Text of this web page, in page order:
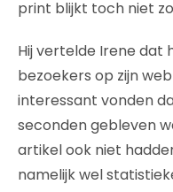
print blijkt toch niet
Hij vertelde Irene dat
bezoekers op zijn
interessant vonden
seconden gebleven
artikel ook niet
namelijk wel